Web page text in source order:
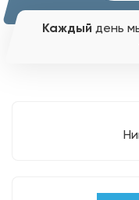
Каждый день